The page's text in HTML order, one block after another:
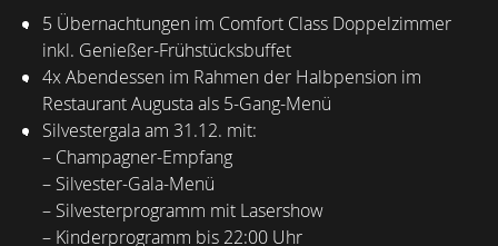
5 Übernachtungen im Comfort Class Doppelzimmer
inkl. Genießer-Frühstücksbuffet
4x Abendessen im Rahmen der Halbpension im
Restaurant Augusta als 5-Gang-Menü
Silvestergala am 31.12. mit:
– Champagner-Empfang
– Silvester-Gala-Menü
– Silvesterprogramm mit Lasershow
– Kinderprogramm bis 22:00 Uhr